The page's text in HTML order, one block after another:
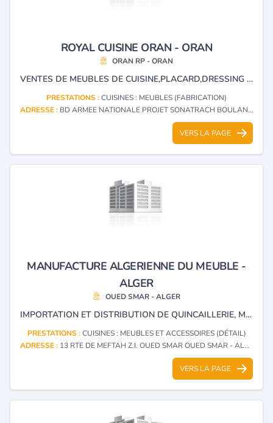
ROYAL CUISINE ORAN - ORAN
ORAN RP - ORAN
VENTES DE MEUBLES DE CUISINE,PLACARD,DRESSING ET SALLE DE BAINS.
PRESTATIONS :CUISINES : MEUBLES (FABRICATION)
ADRESSE : BD ARMEE NATIONALE PROJET SONATRACH BOULANGER ORAN RP - ORAN
VERS LA PAGE
MANUFACTURE ALGERIENNE DU MEUBLE -
ALGER
OUED SMAR - ALGER
IMPORTATION ET DISTRIBUTION DE QUINCAILLERIE, MEUBLES, ACCESSOIRES DE DRESSING AMEUBLEMENT ENCASTRABLE CUISINES, ÉLECTROMÉNAGERS MARQUES : CUISAL, BLUM, SCHERRAJEC,TRANSFORMAD, CATA, PLASTIMODUL,LIEBHERR ALVIC.
PRESTATIONS :CUISINES : MEUBLES ET ACCESSOIRES (DÉTAIL)
ADRESSE : 13 RTE DE MEFTAH Z.I. OUED SMAR OUED SMAR - ALGER
VERS LA PAGE